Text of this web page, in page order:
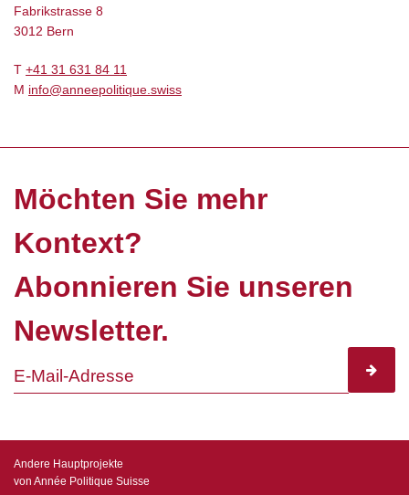
Fabrikstrasse 8
3012 Bern
T +41 31 631 84 11
M info@anneepolitique.swiss
Möchten Sie mehr
Kontext?
Abonnieren Sie unseren
Newsletter.
Andere Hauptprojekte
von Année Politique Suisse